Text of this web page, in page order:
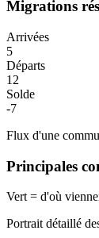
Migrations
Arrivées
5
Départs
12
Solde
-7
Flux d'une
Principales
Vert = d'où
Portrait détaillé